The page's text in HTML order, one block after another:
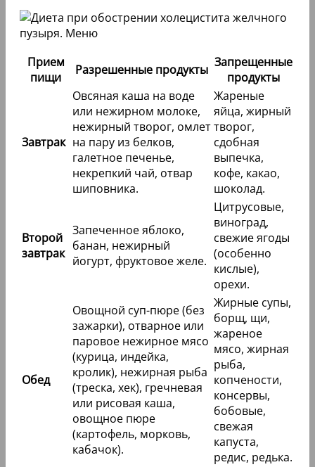
Прием
пищи
Разрешенные продукты Запрещенные
продукты
Завтрак
Овсяная каша на воде
или нежирном молоке,
нежирный творог, омлет
на пару из белков,
галетное печенье,
некрепкий чай, отвар
шиповника.
Жареные
яйца, жирный
творог,
сдобная
выпечка,
кофе, какао,
шоколад.
Второй
завтрак
Запеченное яблоко,
банан, нежирный
йогурт, фруктовое желе.
Цитрусовые,
виноград,
свежие ягоды
(особенно
кислые),
орехи.
Обед
Овощной суп-пюре (без
зажарки), отварное или
паровое нежирное мясо
(курица, индейка,
кролик), нежирная рыба
(треска, хек), гречневая
или рисовая каша,
овощное пюре
(картофель, морковь,
кабачок).
Жирные супы,
борщ, щи,
жареное
мясо, жирная
рыба,
копчености,
консервы,
бобовые,
свежая
капуста,
редис, редька.